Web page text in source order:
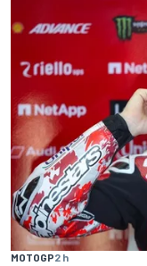
MOTOGP2 h